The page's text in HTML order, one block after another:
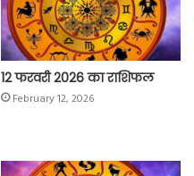
12 फरवरी 2026 का राशिफल
February 12, 2026